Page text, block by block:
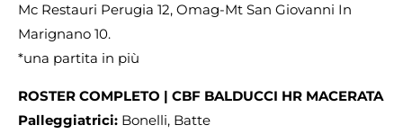
Mc Restauri Perugia 12, Omag-Mt San Giovanni In
Marignano 10.
*una partita in più
ROSTER COMPLETO | CBF BALDUCCI HR MACERATA
Palleggiatrici: Bonelli, Batte